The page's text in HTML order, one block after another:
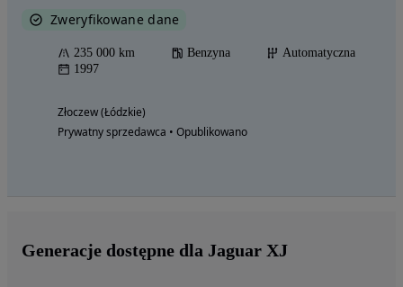
Zweryfikowane dane
235 000 km Benzyna
Automatyczna
1997
Złoczew (Łódzkie)
Prywatny sprzedawca • Opublikowano
Generacje dostępne dla Jaguar XJ